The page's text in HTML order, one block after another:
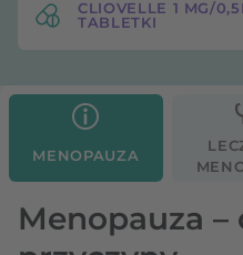
CLIOVELLE 1 MG/
TABLETKI
MENOPAUZA
Menopauza –